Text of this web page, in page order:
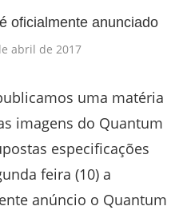
oficialmente anunciado
abril de 2017
uma matéria
imagens do Quantum
especificações
feira (10) a
anúncio o Quantum